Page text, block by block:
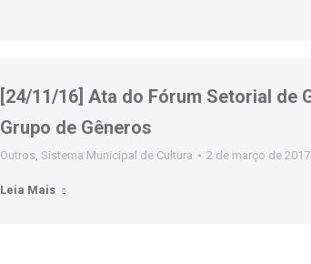
[24/11/16] Ata do Fórum Setorial de
Grupo de Gêneros
Outros, Sistema Municipal de Cultura 2 de março de 2017
Leia Mais